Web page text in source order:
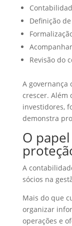
Definição
Revisão do
A governança
crescer. Além
investidores,
demonstra
O
A
sócios na
Mais do que
organizar
operações e